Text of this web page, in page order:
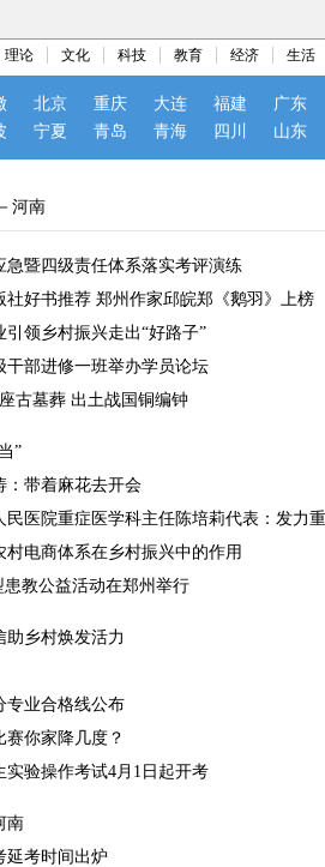
理论 文化 科技 教育 经济 生活
北京 重庆 大连 福建 广东
宁夏 青岛 青海 四川 山东
河南
急暨四级责任体系落实考评演练
社好书推荐 郑州作家邱皖郑《鹅羽》上榜
领乡村振兴走出“好路子”
干部进修一班举办学员论坛
古墓葬 出土战国铜编钟
”
：带着麻花去开会
民医院重症医学科主任陈培莉代表：发力
村电商体系在乡村振兴中的作用
患教公益活动在郑州举行
助乡村焕发活力
专业合格线公布
你家降几度？
实验操作考试4月1日起开考
南
延考时间出炉